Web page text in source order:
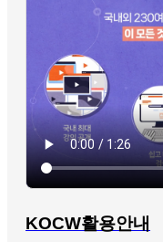
KOCW활용안내